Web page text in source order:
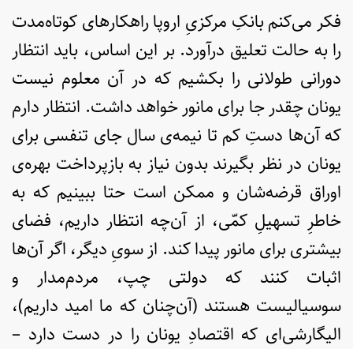
فکر می‌کنم بانکِ مرکزیِ اروپا راهکارهای کوتاه‌مدت
را به حالت تعلیق درآورد. بر این اساس، باید انتظار
دورانی طولانی را بکشیم که در آن معلوم نیست
یونان چقدر جا برای مانور خواهد داشت. انتظار دارم
که آن‌ها دستِ کم تا نیمه‌ی سال جای تنفسی برای
یونان در نظر بگیرند بدون نیاز به بازپرداخت بهره‌ی
اوراق قرضه‌شان و ممکن است حتا ببینیم که به
خاطرِ تسهیلِ کمّی، از آن‌چه انتظار داریم، فضای
بیشتری برای مانور پیدا کند. از سویِ دیگر، اگر آن‌ها
اثبات کنند که دولتی چپ، مردم‌مدار و
سوسیالیست هستند (آن‌چنان که ما امید داریم)،
الیگارشی‌ای که اقتصادِ یونان را در دست دارد –